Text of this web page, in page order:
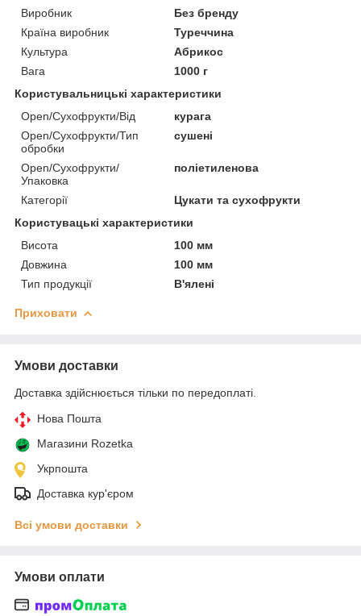
Виробник
Без бренду
Країна виробник
Туреччина
Культура
Абрикос
Вага
1000 г
Користувальницькі характеристики
Open/Сухофрукти/Від
курага
Open/Сухофрукти/Тип
обробки
сушені
Open/Сухофрукти/
Упаковка
поліетиленова
Категорії
Цукати та сухофрукти
Користувацькi характеристики
Висота
100 мм
Довжина
100 мм
Тип продукції
В'ялені
Приховати
Умови доставки
Доставка здійснюється тільки по передоплаті.
Нова Пошта
Магазини Rozetka
Укрпошта
Доставка кур'єром
Всі умови доставки
Умови оплати